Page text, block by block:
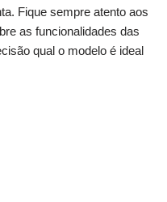
Fique sempre atento aos
as funcionalidades das
qual o modelo é ideal